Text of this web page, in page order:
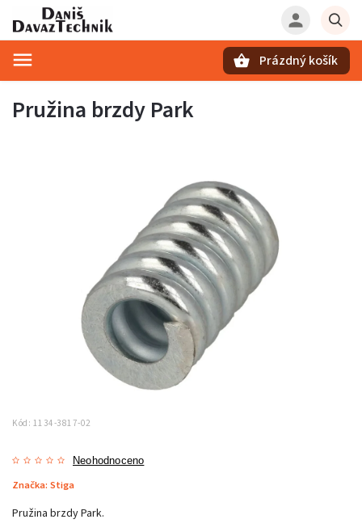
Prázdný košík
Pružina brzdy Park
Kód: 1134-3817-02
Neohodnoceno
Značka: Stiga
Pružina brzdy Park.